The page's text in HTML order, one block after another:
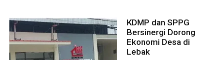
KDMP dan SPPG
Bersinergi Dorong
Ekonomi Desa di
Lebak